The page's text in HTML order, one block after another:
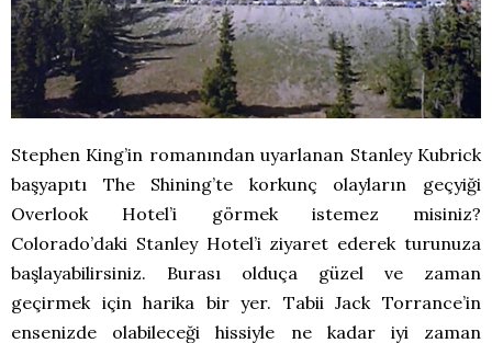
Stephen King’in romanından uyarlanan Stanley Kubrick
başyapıtı The Shining’te korkunç olayların geçyiği
Overlook Hotel’i görmek istemez misiniz?
Colorado’daki Stanley Hotel’i ziyaret ederek turunuza
başlayabilirsiniz. Burası olduça güzel ve zaman
geçirmek için harika bir yer. Tabii Jack Torrance’in
ensenizde olabileceği hissiyle ne kadar iyi zaman